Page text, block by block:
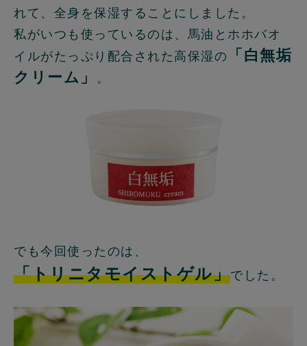
れて、全身を保湿することにしました。
私がいつも使っているのは、馬油とホホバオ
イルがたっぷり配合された高保湿の
「白無垢
クリーム」
。
でも今回使ったのは、
「トリニタモイストゲル」でした。